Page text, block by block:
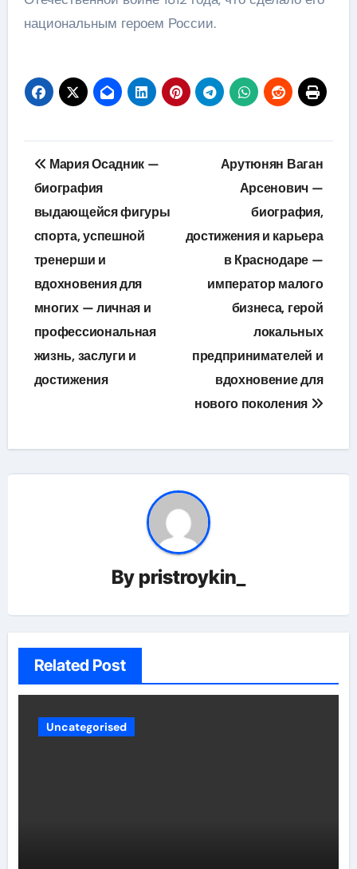
национальным героем России.
Навигация
по
записям
Мария Осадник —
биография
выдающейся фигуры
спорта, успешной
тренерши и
вдохновения для
многих — личная и
профессиональная
жизнь, заслуги и
достижения
Арутюнян Ваган
Арсенович —
биография,
достижения и карьера
в Краснодаре —
император малого
бизнеса, герой
локальных
предпринимателей и
вдохновение для
нового поколения
By pristroykin_
Related Post
Uncategorised